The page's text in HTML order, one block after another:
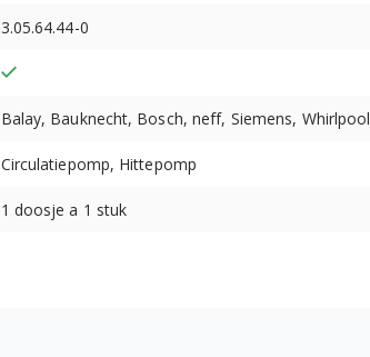
3.05.64.44-0
Balay, Bauknecht, Bosch, neff, Siemens, Whirlpool
Circulatiepomp, Hittepomp
1 doosje a 1 stuk